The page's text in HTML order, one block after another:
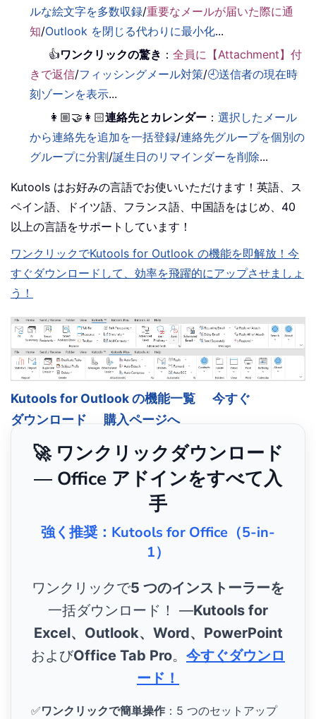
ルな絵文字を多数収録/重要なメールが届いた際に通
知/Outlook を閉じる代わりに最小化...
👍ワンクリックの驚き ：全員に【Attachment】付
きで返信/フィッシングメール対策/🕘送信者の現在時
刻ゾーンを表示...
👩🏼‍🤝‍👩🏻連絡先とカレンダー ：選択したメール
から連絡先を追加を一括登録/連絡先グループを個別の
グループに分割/誕生日のリマインダーを削除...
Kutools はお好みの言語でお使いいただけます！英語、ス
ペイン語、ドイツ語、フランス語、中国語をはじめ、40
以上の言語をサポートしています！
ワンクリックでKutools for Outlook の機能を即解放！今
すぐダウンロードして、効率を飛躍的にアップさせましょ
う！
Kutools for Outlook の機能一覧
今すぐ
ダウンロード
購入ページへ
🚀 ワンクリックダウンロード
— Office アドインをすべて入
手
強く推奨：Kutools for Office（5-in-
1）
ワンクリックで5 つのインストーラーを
一括ダウンロード！ ―Kutools for
Excel、Outlook、Word、PowerPoint
およびOffice Tab Pro。 今すぐダウンロ
ード！
✅ワンクリックで簡単操作 ：5 つのセットアップ